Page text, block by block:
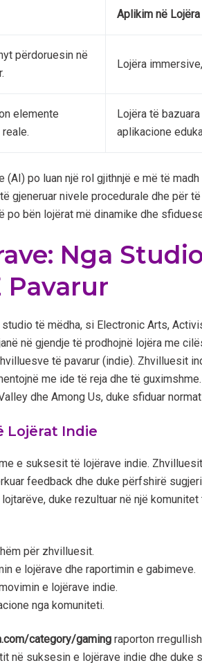
Aplikim në Lojëra
përdoruesin në
Lojëra
elemente
Lojëra të
aplikacione
(AI) po luan një rol gjithnjë e më të
gjeneruar nivele procedurale dhe për
bën lojërat më dinamike dhe
Nga
Pavarur
të mëdha, si Electronic Arts,
në gjendje të prodhojnë lojëra me
të pavarur (indie). Zhvilluesit
me ide të reja dhe të
dhe Among Us, duke sfiduar
Lojërat Indie
e suksesit të lojërave indie.
feedback dhe duke përfshirë
duke rezultuar në një
për zhvilluesit.
e lojërave dhe raportimin e gabimeve.
e lojërave indie.
nga komuniteti.
category/gaming raporton
në suksesin e lojërave indie dhe